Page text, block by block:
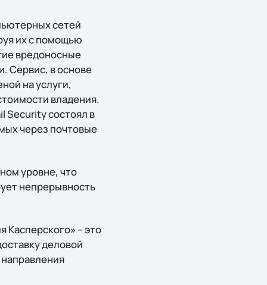
сетей
их с помощью
вредоносные
Сервис, в основе
на услуги,
владения.
Security состоял в
через почтовые
уровне, что
непрерывность
Касперского» – это
деловой